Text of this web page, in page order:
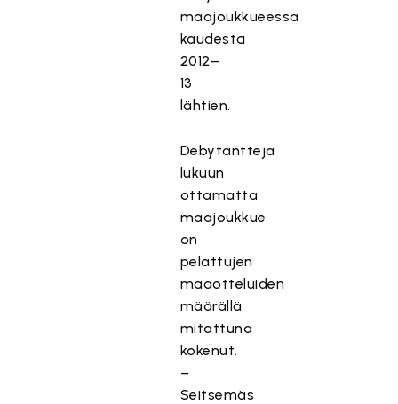
maajoukkueessa
kaudesta
2012–
13
lähtien.
Debytantteja
lukuun
ottamatta
maajoukkue
on
pelattujen
maaotteluiden
määrällä
mitattuna
kokenut.
–
Seitsemäs